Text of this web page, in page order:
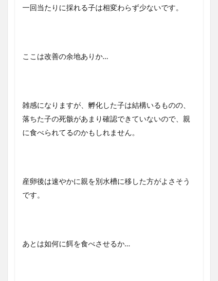
一回当たりに採れる子は相変わらず少ないです。
ここは改善の余地ありか…
雑感になりますが、孵化した子は結構いるものの、
落ちた子の死骸があまり確認できていないので、親
に食べられてるのかもしれません。
産卵後は速やかに親を別水槽に移した方がよさそう
です。
あとは如何に餌を食べさせるか…